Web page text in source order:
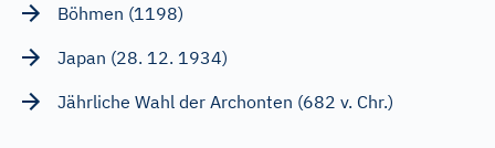
Böhmen (1198)
Japan (28. 12. 1934)
Jährliche Wahl der Archonten (682 v. Chr.)